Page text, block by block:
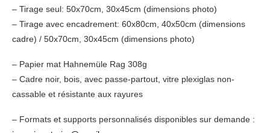
– Tirage seul: 50x70cm, 30x45cm (dimensions photo)
– Tirage avec encadrement: 60x80cm, 40x50cm (dimensions
cadre) / 50x70cm, 30x45cm (dimensions photo)
– Papier mat Hahnemüle Rag 308g
– Cadre noir, bois, avec passe-partout, vitre plexiglas non-
cassable et résistante aux rayures
– Formats et supports personnalisés disponibles sur demande :